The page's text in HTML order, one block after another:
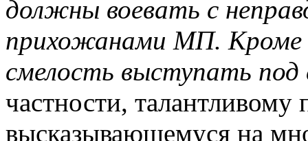
должны воевать с
прихожанами МП. Кроме
смелость выступать
частности,
высказывающемуся на